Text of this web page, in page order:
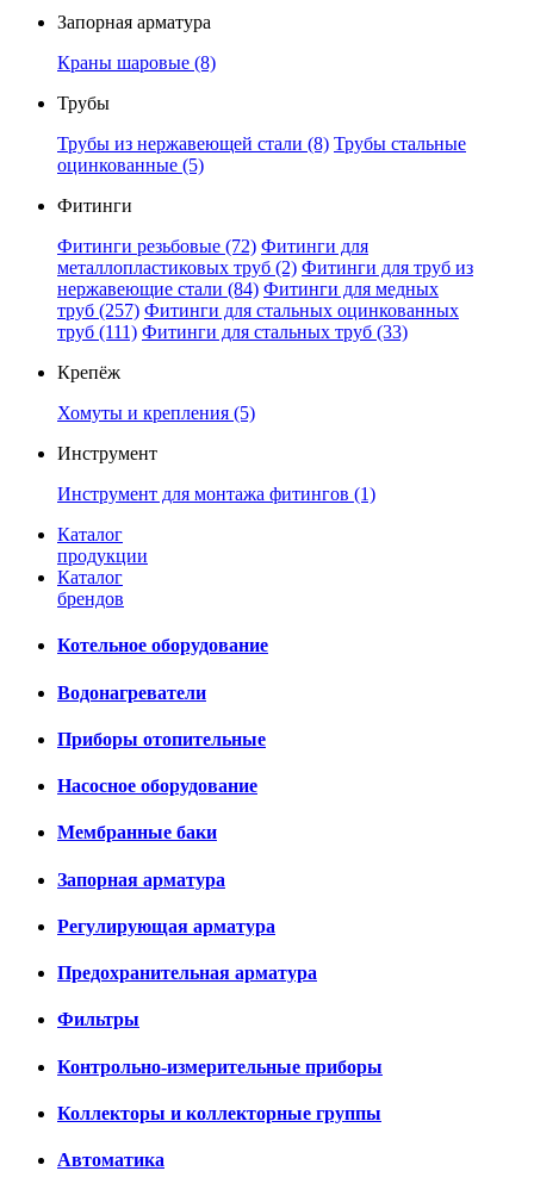
Запорная арматура
Краны шаровые (8)
Трубы
Трубы из нержавеющей стали (8) Трубы стальные
оцинкованные (5)
Фитинги
Фитинги резьбовые (72) Фитинги для
металлопластиковых труб (2) Фитинги для труб из
нержавеющие стали (84) Фитинги для медных
труб (257) Фитинги для стальных оцинкованных
труб (111) Фитинги для стальных труб (33)
Крепёж
Хомуты и крепления (5)
Инструмент
Инструмент для монтажа фитингов (1)
Каталог
продукции
Каталог
брендов
Котельное оборудование
Водонагреватели
Приборы отопительные
Насосное оборудование
Мембранные баки
Запорная арматура
Регулирующая арматура
Предохранительная арматура
Фильтры
Контрольно-измерительные приборы
Коллекторы и коллекторные группы
Автоматика